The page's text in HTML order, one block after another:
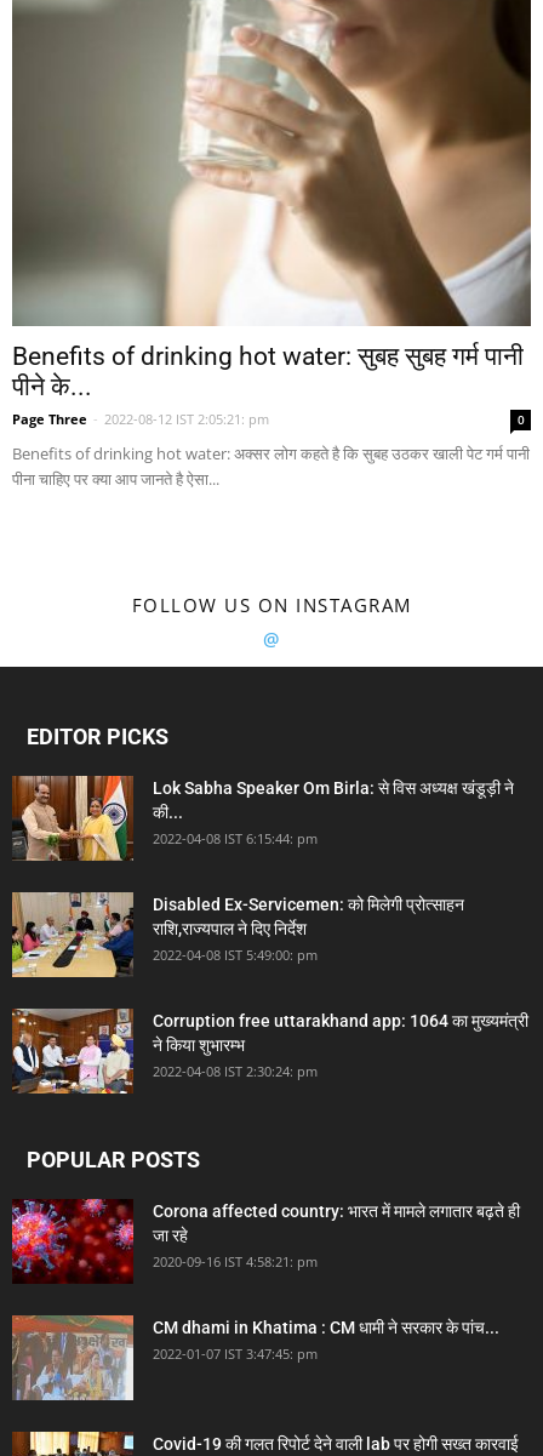
Benefits of drinking hot water: सुबह सुबह गर्म पानी
पीने के...
Page Three - 2022-08-12 IST 2:05:21: pm 0
Benefits of drinking hot water: अक्सर लोग कहते है कि सुबह उठकर खाली पेट गर्म पानी
पीना चाहिए पर क्या आप जानते है ऐसा...
FOLLOW US ON INSTAGRAM
@
EDITOR PICKS
Lok Sabha Speaker Om Birla: से विस अध्यक्ष खंडूड़ी ने
की...
2022-04-08 IST 6:15:44: pm
Disabled Ex-Servicemen: को मिलेगी प्रोत्साहन
राशि,राज्यपाल ने दिए निर्देश
2022-04-08 IST 5:49:00: pm
Corruption free uttarakhand app: 1064 का मुख्यमंत्री
ने किया शुभारम्भ
2022-04-08 IST 2:30:24: pm
POPULAR POSTS
Corona affected country: भारत में मामले लगातार बढ़ते ही
जा रहे
2020-09-16 IST 4:58:21: pm
CM dhami in Khatima : CM धामी ने सरकार के पांच...
2022-01-07 IST 3:47:45: pm
Covid-19 की गलत रिपोर्ट देने वाली lab पर होगी सख्त कारवाई